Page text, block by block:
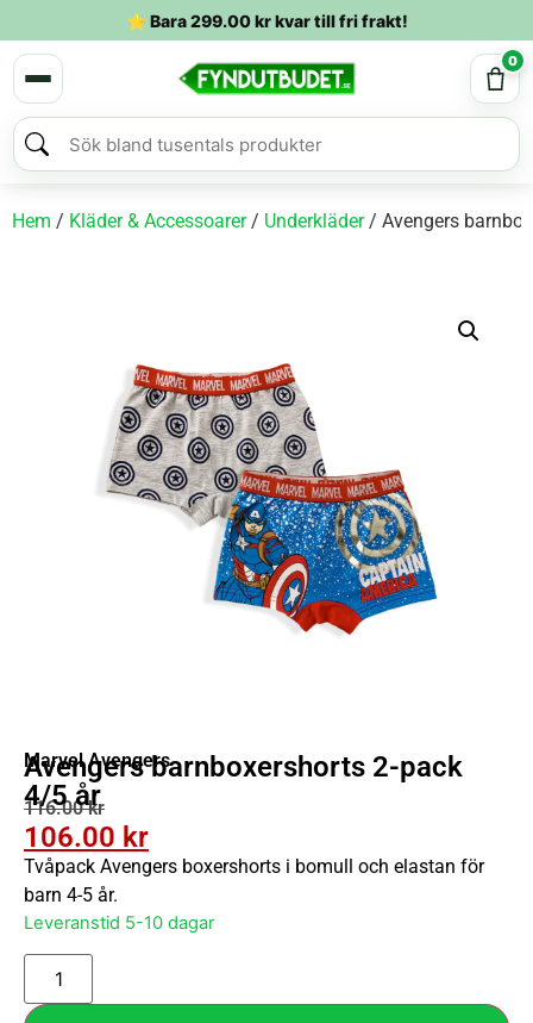
⭐ Bara299.00krkvar till fri frakt!
0
Hem / Kläder & Accessoarer/ Underkläder/ Avengers
Marvel Avengers
Avengers barnboxershorts 2-pack
4/5 år
116.00kr
106.00 kr
Tvåpack Avengers boxershorts i bomull och elastan för
barn 4-5 år.
Leveranstid 5-10 dagar